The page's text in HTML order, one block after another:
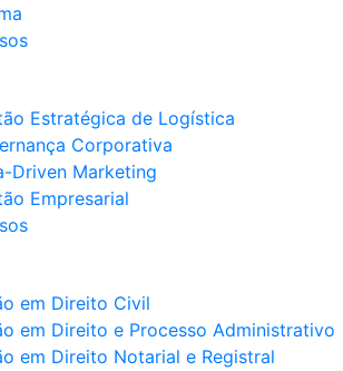
Estratégica de Logística
Corporativa
Driven Marketing
Empresarial
em Direito Civil
em Direito e Processo Administrativo
em Direito Notarial e Registral